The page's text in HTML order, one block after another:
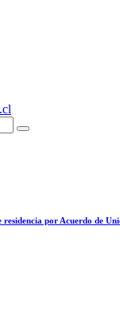
residencia por Acuerdo de